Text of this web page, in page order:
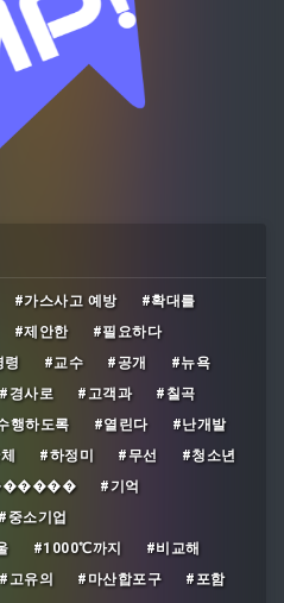
#가스사고 예방
#확대를
#제안한
#필요하다
령 #교수 #공개
#뉴욕
#경사로 #고객과
#칠곡
행하도록 #열린다
#난개발
#하정미 #무선
#청소년
#기억
#중소기업
#1000℃까지
#비교해
#고유의 #마산합포구
#포함